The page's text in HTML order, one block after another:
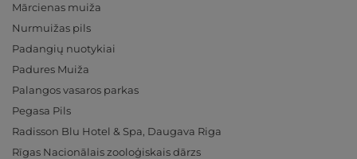
Mārcienas muiža
Nurmuižas pils
Padangių nuotykiai
Padures Muiža
Palangos vasaros parkas
Pegasa Pils
Radisson Blu Hotel & Spa, Daugava Riga
Rīgas Nacionālais zooloģiskais dārzs